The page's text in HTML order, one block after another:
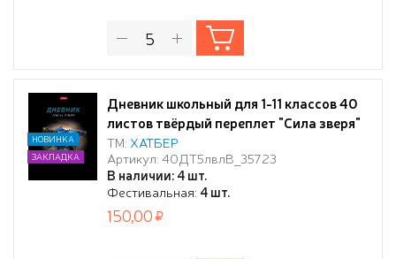
Дневник школьный для 1-11 классов 40
листов твёрдый переплет "Сила зверя"
А5ф запечат. форзац мат.ламин, выб
УФ лак
ТМ: ХАТБЕР
Артикул: 40ДТ5лвлВ_35723
В наличии: 4 шт.
Фестивальная: 4 шт.
НОВИНКА
ЗАКЛАДКА
150,00